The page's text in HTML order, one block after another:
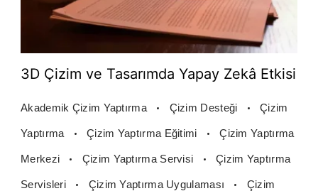
3D Çizim ve Tasarımda Yapay Zekâ Etkisi
Akademik Çizim Yaptırma Çizim Desteği Çizim
Yaptırma Çizim Yaptırma Eğitimi Çizim Yaptırma
Merkezi Çizim Yaptırma Servisi Çizim Yaptırma
Servisleri Çizim Yaptırma Uygulaması Çizim